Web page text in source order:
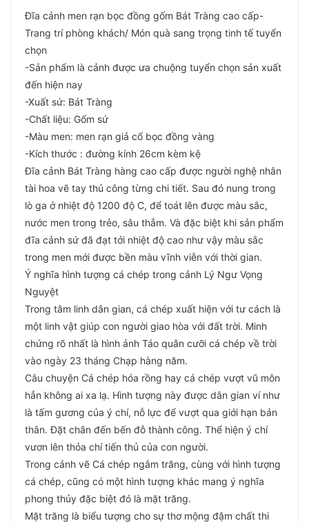
Đĩa cảnh men rạn bọc đồng gốm Bát Tràng cao cấp-
Trang trí phòng khách/ Món quà sang trọng tinh tế tuyển
chọn
-Sản phẩm là cảnh được ưa chuộng tuyển chọn sản xuất
đến hiện nay
-Xuất sứ: Bát Tràng
-Chất liệu: Gốm sứ
-Màu men: men rạn giả cổ bọc đồng vàng
-Kích thước : đường kính 26cm kèm kệ
Đĩa cảnh Bát Tràng hàng cao cấp được người nghệ nhân
tài hoa vẽ tay thủ công từng chi tiết. Sau đó nung trong
lò ga ở nhiệt độ 1200 độ C, để toát lên được màu sắc,
nước men trong trẻo, sâu thẳm. Và đặc biệt khi sản phẩm
đĩa cảnh sứ đã đạt tới nhiệt độ cao như vậy màu sắc
trong men mới được bền màu vĩnh viễn với thời gian.
Ý nghĩa hình tượng cá chép trong cảnh Lý Ngư Vọng
Nguyệt
Trong tâm linh dân gian, cá chép xuất hiện với tư cách là
một linh vật giúp con người giao hòa với đất trời. Minh
chứng rõ nhất là hình ảnh Táo quân cưỡi cá chép về trời
vào ngày 23 tháng Chạp hàng năm.
Câu chuyện Cá chép hóa rồng hay cá chép vượt vũ môn
hẳn không ai xa lạ. Hình tượng này được dân gian ví như
là tấm gương của ý chí, nỗ lực để vượt qua giới hạn bản
thân. Đặt chân đến bến đỗ thành công. Thể hiện ý chí
vươn lên thỏa chí tiến thủ của con người.
Trong cảnh vẽ Cá chép ngắm trăng, cùng với hình tượng
cá chép, cũng có một hình tượng khác mang ý nghĩa
phong thủy đặc biệt đó là mặt trăng.
Mặt trăng là biểu tượng cho sự thơ mộng đậm chất thi